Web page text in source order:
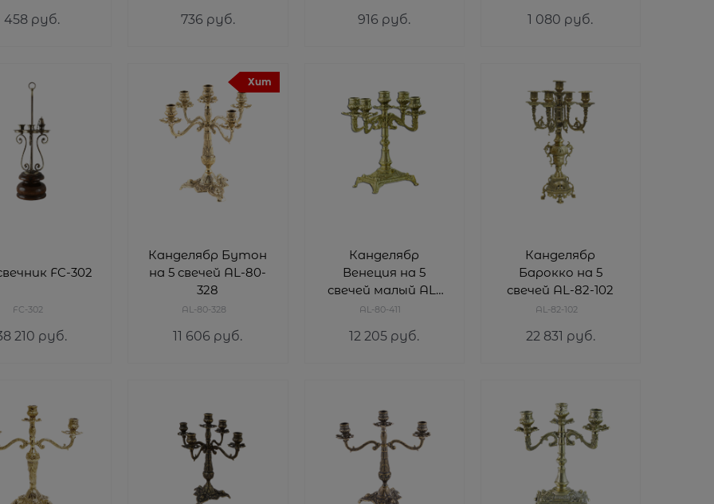
458 руб. 736 руб. 916 руб. 1 080 руб.
FC-302
FC-302
210 руб.
Хит
Канделябр Бутон
на 5 свечей AL-80-
328
AL-80-328
11 606 руб.
Канделябр
Венеция на 5
свечей малый AL-
80-411
AL-80-411
12 205 руб.
Канделябр
Барокко на 5
свечей AL-82-102
AL-82-102
22 831 руб.